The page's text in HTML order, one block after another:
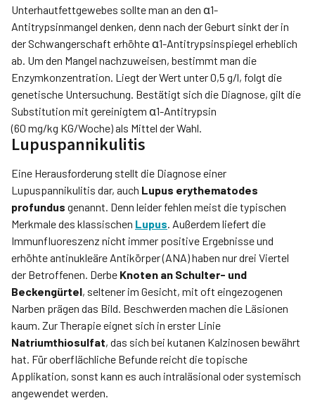
Unterhautfettgewebes sollte man an den α1-
Antitrypsinmangel denken, denn nach der Geburt sinkt der in
der Schwangerschaft erhöhte α1-Antitrypsinspiegel erheblich
ab. Um den Mangel nachzuweisen, bestimmt man die
Enzymkonzentration. Liegt der Wert unter 0,5 g/l, folgt die
genetische Untersuchung. Bestätigt sich die Diagnose, gilt die
Substitution mit gereinigtem α1-Antitrypsin
(60 mg/kg KG/Woche) als Mittel der Wahl.
Lupuspannikulitis
Eine Herausforderung stellt die Dia­gnose einer
Lupuspannikulitis dar, auch Lupus erythematodes
profundus genannt. Denn leider fehlen meist die typischen
Merkmale des klassischen Lupus. Außerdem liefert die
Immunfluoreszenz nicht immer positive Ergebnisse und
erhöhte antinukleäre Antikörper (ANA) haben nur drei Viertel
der Betroffenen. Derbe Knoten an Schulter- und
Beckengürtel, seltener im Gesicht, mit oft eingezogenen
Narben prägen das Bild. Beschwerden machen die Läsionen
kaum. Zur Therapie eignet sich in erster Linie
Natriumthiosulfat, das sich bei kutanen Kalzinosen bewährt
hat. Für oberflächliche Befunde reicht die topische
Applikation, sonst kann es auch intraläsional oder sys­temisch
angewendet werden.